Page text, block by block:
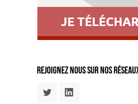
rejoignez nous sur nos